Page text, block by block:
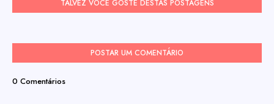
TALVEZ VOCÊ GOSTE DESTAS POSTAGENS
POSTAR UM COMENTÁRIO
0 Comentários